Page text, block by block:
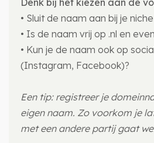
Denk bij het kiezen aan de
• Sluit de naam aan bij je
• Is de naam vrij op .nl en
• Kun je de naam ook op
(Instagram, Facebook)?
Een tip: registreer je
eigen naam. Zo voorkom je
met een andere partij gaat